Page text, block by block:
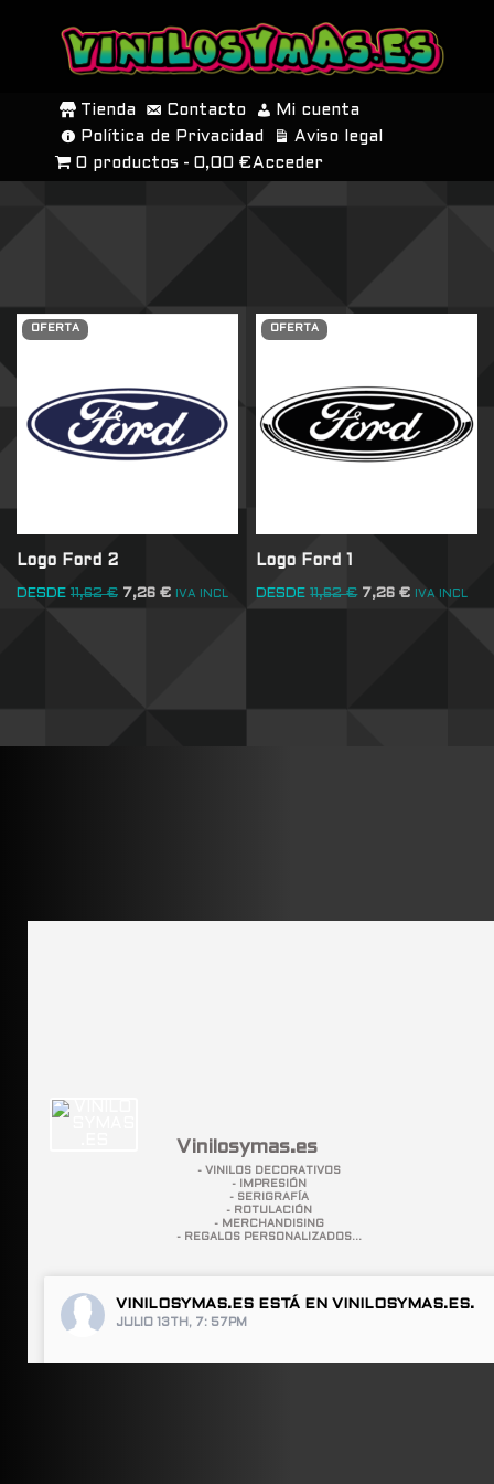
SALTAR
CONTENIDO
Tienda Contacto
Mi cuenta
Política de Privacidad
Aviso legal
0 productos
0,00 € Acceder
OFERTA
Logo Ford 2
DESDE 11,62€ 7,26 € IVA INCL
OFERTA
Logo Ford 1
DESDE 11,62€ 7,26€ IVA INCL
Vinilosymas.es
- VINILOS DECORATIVOS
- IMPRESIÓN
- SERIGRAFÍA
- ROTULACIÓN
- MERCHANDISING
- REGALOS PERSONALIZADOS...
VINILOSYMAS.ES ESTÁ EN VINILOSYMAS.ES.
JULIO 13TH, 7: 57PM